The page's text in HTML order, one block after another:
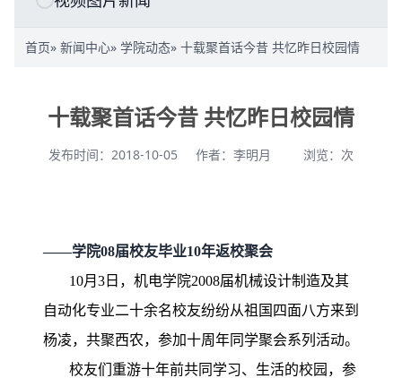
首页» 新闻中心» 学院动态» 十载聚首话今昔 共忆昨日校园情
十载聚首话今昔 共忆昨日校园情
发布时间：2018-10-05 作者：李明月 浏览： 次
——学院08届校友毕业10年返校聚会
10月3日，机电学院2008届机械设计制造及其
自动化专业二十余名校友纷纷从祖国四面八方来到
杨凌，共聚西农，参加十周年同学聚会系列活动。
校友们重游十年前共同学习、生活的校园，参